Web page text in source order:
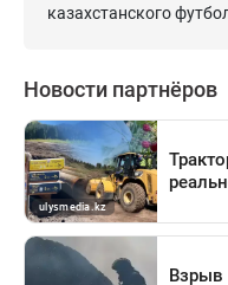
казахстанского